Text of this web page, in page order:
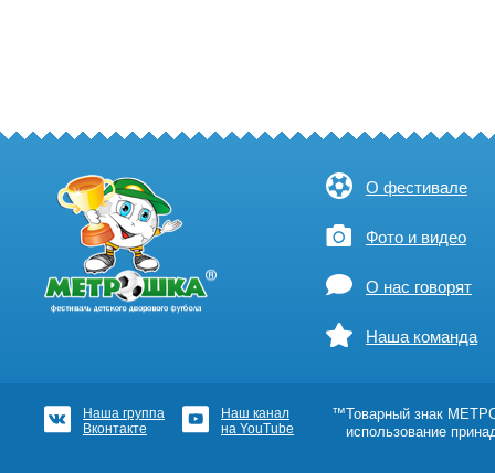
О фестивале
Фото и видео
О нас говорят
Наша команда
Наша группа
Вконтакте
Наш канал
на YouTube
™Товарный знак
использование